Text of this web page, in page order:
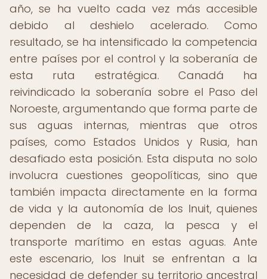
año, se ha vuelto cada vez más accesible
debido al deshielo acelerado. Como
resultado, se ha intensificado la competencia
entre países por el control y la soberanía de
esta ruta estratégica. Canadá ha
reivindicado la soberanía sobre el Paso del
Noroeste, argumentando que forma parte de
sus aguas internas, mientras que otros
países, como Estados Unidos y Rusia, han
desafiado esta posición. Esta disputa no solo
involucra cuestiones geopolíticas, sino que
también impacta directamente en la forma
de vida y la autonomía de los Inuit, quienes
dependen de la caza, la pesca y el
transporte marítimo en estas aguas. Ante
este escenario, los Inuit se enfrentan a la
necesidad de defender su territorio ancestral